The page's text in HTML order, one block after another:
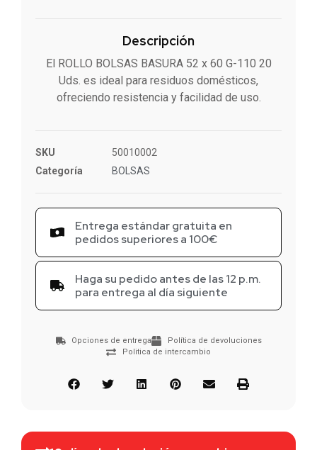
Descripción
El ROLLO BOLSAS BASURA 52 x 60 G-110 20
Uds. es ideal para residuos domésticos,
ofreciendo resistencia y facilidad de uso.
SKU
50010002
Categoría
BOLSAS
Entrega estándar gratuita en
pedidos superiores a 100€
Haga su pedido antes de las 12 p.m.
para entrega al día siguiente
Opciones de entrega
Política de devoluciones
Politica de intercambio